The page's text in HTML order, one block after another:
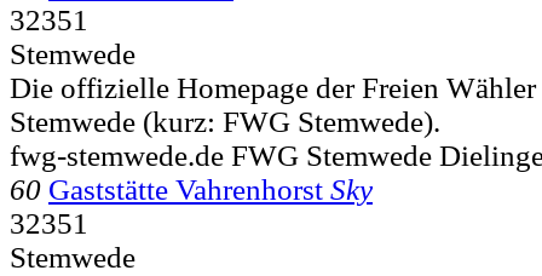
32351
Stemwede
Die offizielle Homepage der Freien
Stemwede (kurz: FWG Stemwede).
fwg-stemwede.de FWG Stemwede
60 Gaststätte Vahrenhorst Sky
32351
Stemwede